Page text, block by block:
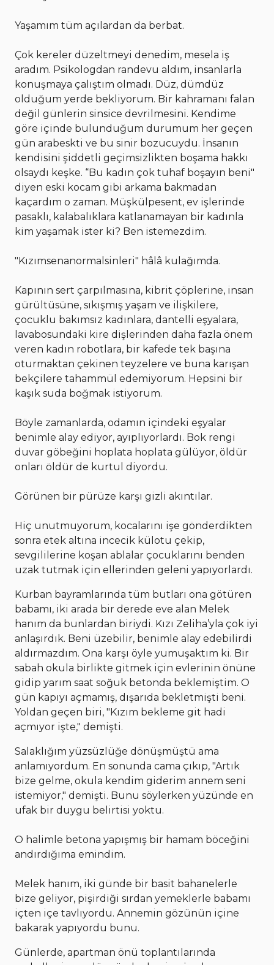
Yaşamım tüm açılardan da berbat.
Çok kereler düzeltmeyi denedim, mesela iş
aradım. Psikologdan randevu aldım, insanlarla
konuşmaya çalıştım olmadı. Düz, dümdüz
olduğum yerde bekliyorum. Bir kahramanı falan
değil günlerin sinsice devrilmesini. Kendime
göre içinde bulunduğum durumum her geçen
gün arabeskti ve bu sinir bozucuydu. İnsanın
kendisini şiddetli geçimsizlikten boşama hakkı
olsaydı keşke. “Bu kadın çok tuhaf boşayın beni"
diyen eski kocam gibi arkama bakmadan
kaçardım o zaman. Müşkülpesent, ev işlerinde
pasaklı, kalabalıklara katlanamayan bir kadınla
kim yaşamak ister ki? Ben istemezdim.
"Kızımsenanormalsinleri" hâlâ kulağımda.
Kapının sert çarpılmasına, kibrit çöplerine, insan
gürültüsüne, sıkışmış yaşam ve ilişkilere,
çocuklu bakımsız kadınlara, dantelli eşyalara,
lavabosundaki kire dişlerinden daha fazla önem
veren kadın robotlara, bir kafede tek başına
oturmaktan çekinen teyzelere ve buna karışan
bekçilere tahammül edemiyorum. Hepsini bir
kaşık suda boğmak istiyorum.
Böyle zamanlarda, odamın içindeki eşyalar
benimle alay ediyor, ayıplıyorlardı. Bok rengi
duvar göbeğini hoplata hoplata gülüyor, öldür
onları öldür de kurtul diyordu.
Görünen bir pürüze karşı gizli akıntılar.
Hiç unutmuyorum, kocalarını işe gönderdikten
sonra etek altına incecik külotu çekip,
sevgililerine koşan ablalar çocuklarını benden
uzak tutmak için ellerinden geleni yapıyorlardı.
Kurban bayramlarında tüm butları ona götüren
babamı, iki arada bir derede eve alan Melek
hanım da bunlardan biriydi. Kızı Zeliha’yla çok iyi
anlaşırdık. Beni üzebilir, benimle alay edebilirdi
aldırmazdım. Ona karşı öyle yumuşaktım ki. Bir
sabah okula birlikte gitmek için evlerinin önüne
gidip yarım saat soğuk betonda beklemiştim. O
gün kapıyı açmamış, dışarıda bekletmişti beni.
Yoldan geçen biri, "Kızım bekleme git hadi
açmıyor işte," demişti.
Salaklığım yüzsüzlüğe dönüşmüştü ama
anlamıyordum. En sonunda cama çıkıp, "Artık
bize gelme, okula kendim giderim annem seni
istemiyor," demişti. Bunu söylerken yüzünde en
ufak bir duygu belirtisi yoktu.
O halimle betona yapışmış bir hamam böceğini
andırdığıma emindim.
Melek hanım, iki günde bir basit bahanelerle
bize geliyor, pişirdiği sırdan yemeklerle babamı
içten içe tavlıyordu. Annemin gözünün içine
bakarak yapıyordu bunu.
Günlerde, apartman önü toplantılarında